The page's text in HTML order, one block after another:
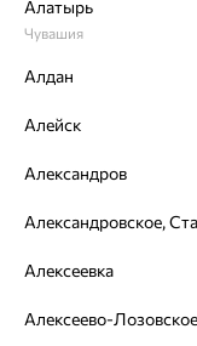
4 платежа по 10 738
Описание
Вид изделия:
Алатырь
Чувашия
Алдан
Алейск
Александров
Алексеевка
Алексеево-Лозовское